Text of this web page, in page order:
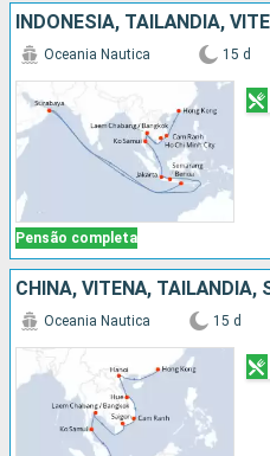
INDONESIA, TAILÃNDIA,
Pensão completa
Oceania Nautica 15 d
CHINA, VITENÃ, TAILÃNDIA,
Oceania Nautica 15 d